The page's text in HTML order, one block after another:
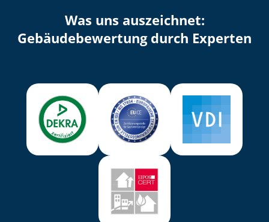
Was uns auszeichnet:
Ge­bäu­de­be­wer­tung durch Experten